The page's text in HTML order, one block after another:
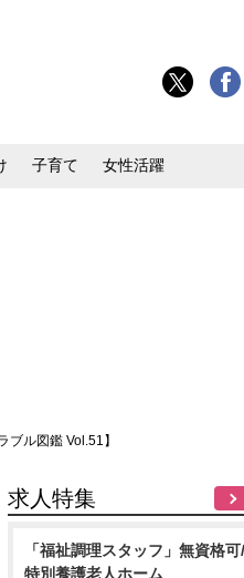
子育て 女性活躍
ル図鑑 Vol.51】
求人特集
「福祉調理スタッフ」無資格
特別養護老人ホーム